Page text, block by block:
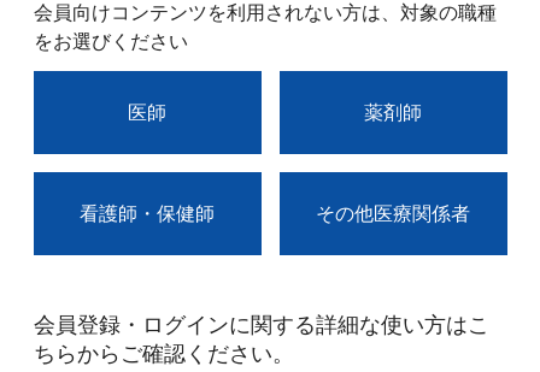
会員向けコンテンツを利用されない方は、対象の職種
をお選びください
医師 薬剤師
看護師・保健師 その他医療関係者
会員登録・ログインに関する詳細な使い方はこ
ちらからご確認ください。​